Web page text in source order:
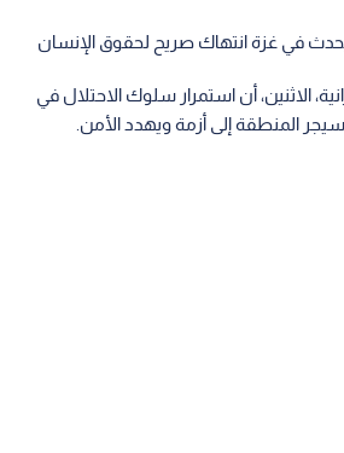
يحدث في غزة انتهاك صريح لحقوق الإنسان
الاثنين، أن استمرار سلوك الاحتلال في
المنطقة إلى أزمة ويهدد الأمن.